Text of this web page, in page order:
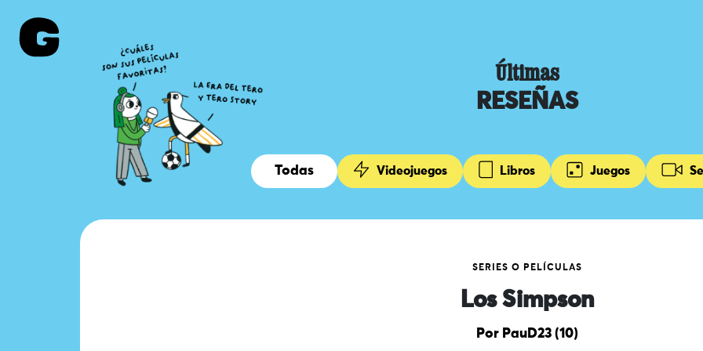
Últimas
RESEÑAS
Todas Videojuegos Libros Juegos
SERIES O PELÍCULAS
Los Simpson
Por PauD23 (10)